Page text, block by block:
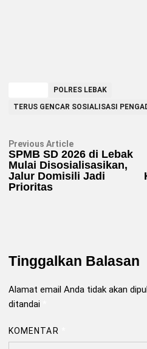
POLRES LEBAK
TERUS GENCAR SOSIALISASI
Navigasi
pos
Previous ArticlePrevious
article:
SPMB SD 2026 di Lebak
Mulai Disosialisasikan,
Jalur Domisili Jadi
Prioritas
Tinggalkan Balasan
Alamat email Anda tidak akan
ditandai
KOMENTAR